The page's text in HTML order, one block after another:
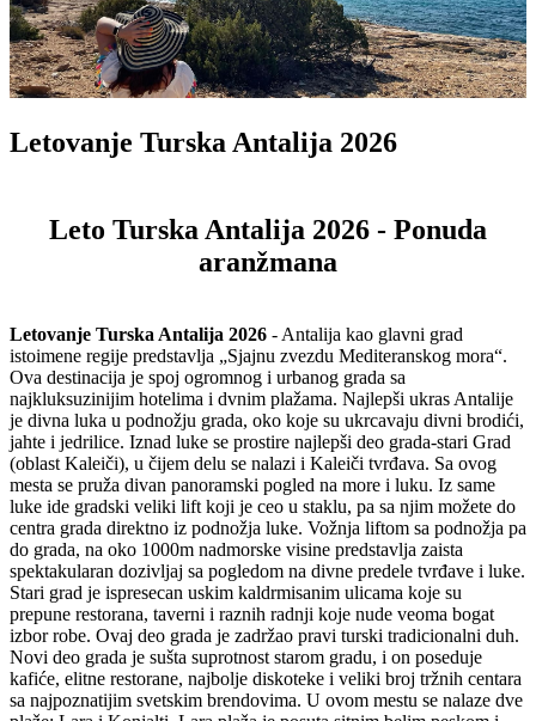
Letovanje Turska Antalija 2026
Leto Turska Antalija 2026 - Ponuda
aranžmana
Letovanje Turska Antalija 2026 - Antalija kao glavni grad
istoimene regije predstavlja „Sjajnu zvezdu Mediteranskog mora“.
Ova destinacija je spoj ogromnog i urbanog grada sa
najkluksuzinijim hotelima i dvnim plažama. Najlepši ukras Antalije
je divna luka u podnožju grada, oko koje su ukrcavaju divni brodići,
jahte i jedrilice. Iznad luke se prostire najlepši deo grada-stari Grad
(oblast Kaleiči), u čijem delu se nalazi i Kaleiči tvrđava. Sa ovog
mesta se pruža divan panoramski pogled na more i luku. Iz same
luke ide gradski veliki lift koji je ceo u staklu, pa sa njim možete do
centra grada direktno iz podnožja luke. Vožnja liftom sa podnožja pa
do grada, na oko 1000m nadmorske visine predstavlja zaista
spektakularan dozivljaj sa pogledom na divne predele tvrđave i luke.
Stari grad je ispresecan uskim kaldrmisanim ulicama koje su
prepune restorana, taverni i raznih radnji koje nude veoma bogat
izbor robe. Ovaj deo grada je zadržao pravi turski tradicionalni duh.
Novi deo grada je sušta suprotnost starom gradu, i on poseduje
kafiće, elitne restorane, najbolje diskoteke i veliki broj tržnih centara
sa najpoznatijim svetskim brendovima. U ovom mestu se nalaze dve